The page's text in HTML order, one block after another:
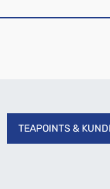
TEAPOINTS &